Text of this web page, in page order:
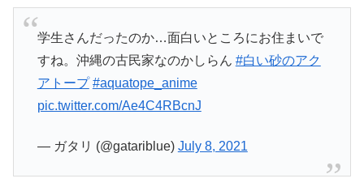
学生さんだったのか…面白いところにお住まいで
すね。沖縄の古民家なのかしらん #白い砂のアク
アトープ #aquatope_anime
pic.twitter.com/Ae4C4RBcnJ
— ガタリ (@gatariblue) July 8, 2021